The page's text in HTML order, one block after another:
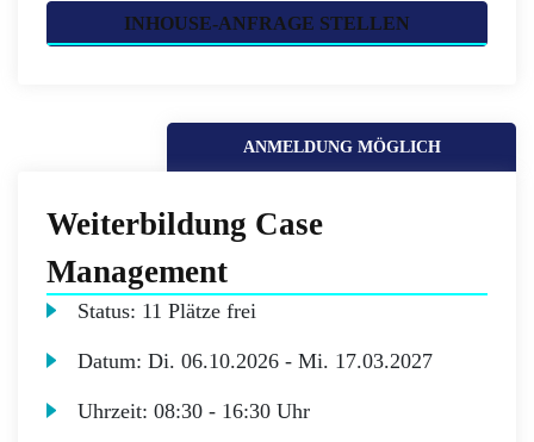
INHOUSE-ANFRAGE STELLEN
ANMELDUNG MÖGLICH
Weiterbildung Case
Management
Status: 11 Plätze frei
Datum:Di. 06.10.2026 -Mi. 17.03.2027
Uhrzeit:08:30 - 16:30 Uhr